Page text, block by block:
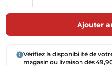
Ajouter
Vérifiez la disponibilité de
magasin ou livraison dès